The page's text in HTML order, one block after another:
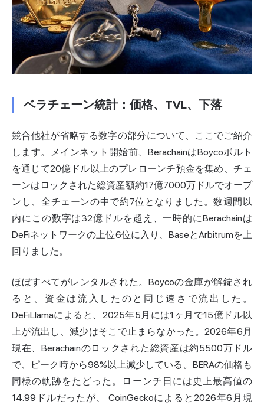
ベラチェーン統計：価格、TVL、下落
競合他社が省略する数字の部分について、ここでご紹介
します。メインネット開始前、BerachainはBoycoボルト
を通じて20億ドル以上のプレローンチ預金を集め、チェ
ーンは ロックされた総資産額約17億7000万ドルでオープ
ンし、全チェーンの中で約7位となりました。数週間以
内にこの数字は32億ドルを超え、一時的にBerachainは
DeFiネットワークの上位6位に入り、BaseとArbitrumを上
回りました。
ほぼすべてがレンタルされた。Boycoの金庫が解錠され
ると、資金は流入したのと同じ速さで流出した。
DeFiLlamaに よると、2025年5月には1ヶ月で15億ドル以
上が流出し、減少はそこで止まらなかった。2026年6月
現在、Berachainのロックされた総資産は約5500万ドル
で、ピーク時から98%以上減少している。BERAの価格も
同様の軌跡をたどった。ローンチ日には史上最高値の
14.99ドルだったが、 CoinGeckoによると 2026年6月現